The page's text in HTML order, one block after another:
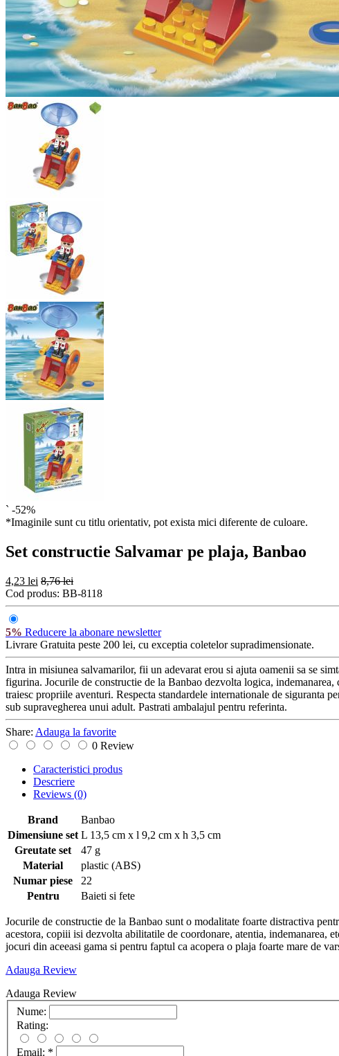
` -52%
*Imaginile sunt cu titlu orientativ, pot exista mici diferente de culoare.
Set constructie Salvamar pe plaja, Banbao
4,23 lei 8,76 lei
Cod produs: BB-8118
5% Reducere la abonare newsletter
Livrare Gratuita peste 200 lei, cu exceptia coletelor supradimensionate.
Intra in misiunea salvamarilor, fii un adevarat erou si ajuta oamenii sa se
figurina. Jocurile de constructie de la Banbao dezvolta logica,
traiesc propriile aventuri. Respecta standardele internationale de siguranta
sub supravegherea unui adult. Pastrati ambalajul pentru referinta.
Share: Adauga la favorite
0 Review
Caracteristici produs
Descriere
Reviews (0)
Brand
Banbao
Dimensiune set L 13,5 cm x l 9,2 cm x h 3,5 cm
Greutate set
47 g
Material
plastic (ABS)
Numar piese
22
Pentru
Baieti si fete
Jocurile de constructie de la Banbao sunt o modalitate foarte distractiva
acestora, copiii isi dezvolta abilitatile de coordonare, atentia, indemanarea,
jocuri din aceeasi gama si pentru faptul ca acopera o plaja foarte mare de
Adauga Review
Adauga Review
Nume:
Rating:
Email: *